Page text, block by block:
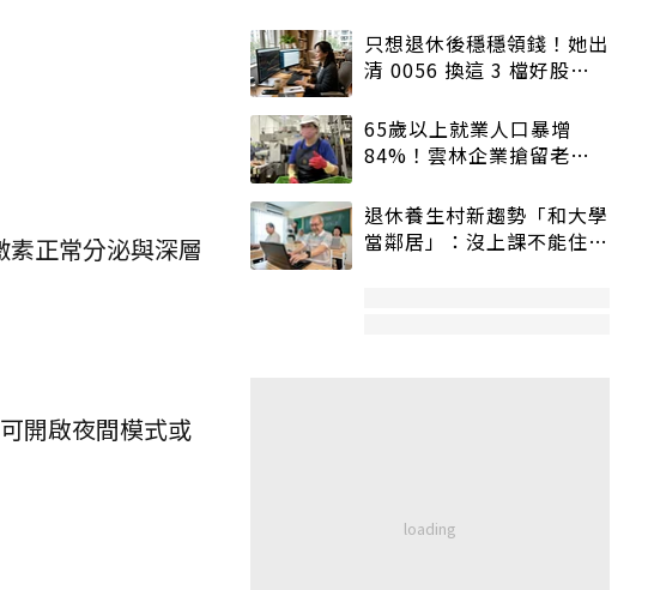
正常分泌與深層
開啟夜間模式或
只想退休後穩穩領錢！她出
清 0056 換這 3 檔好股：
65歲以上就業人口暴增
84%！雲林企業搶留老員
退休養生村新趨勢「和大學
當鄰居」：沒上課不能住、